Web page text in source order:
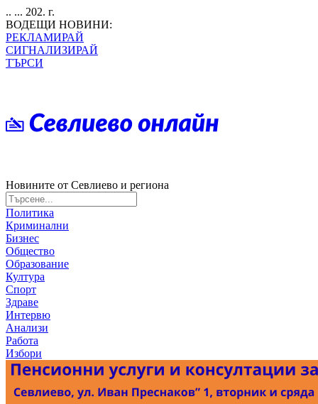
.. ... 202. г.
ВОДЕЩИ НОВИНИ:
РЕКЛАМИРАЙ
СИГНАЛИЗИРАЙ
ТЪРСИ
Новините от Севлиево и региона
Политика
Криминални
Бизнес
Общество
Образование
Култура
Спорт
Здраве
Интервю
Анализи
Работа
Избори